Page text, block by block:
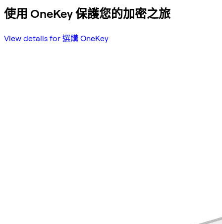
使用 OneKey 保護您的加密之旅
View details for 選購 OneKey